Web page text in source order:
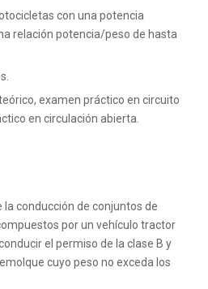
con una potencia
relación potencia/peso de hasta
examen práctico en circuito
en circulación abierta.
la conducción de conjuntos de
por un vehículo tractor
el permiso de la clase B y
cuyo peso no exceda los